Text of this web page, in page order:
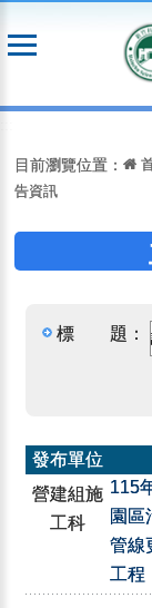
到
目前瀏覽位置：
告資訊
標 題：
發布單位
營建組施
工科
115
園區
管線
工程